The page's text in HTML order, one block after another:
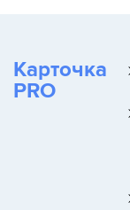
Карточка
PRO